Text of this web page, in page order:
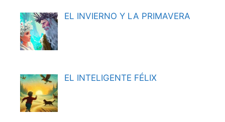
EL INVIERNO Y LA PRIMAVERA
EL INTELIGENTE FÉLIX